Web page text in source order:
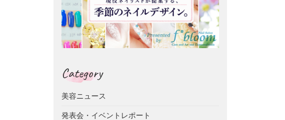
Category
美容ニュース
発表会・イベントレポート